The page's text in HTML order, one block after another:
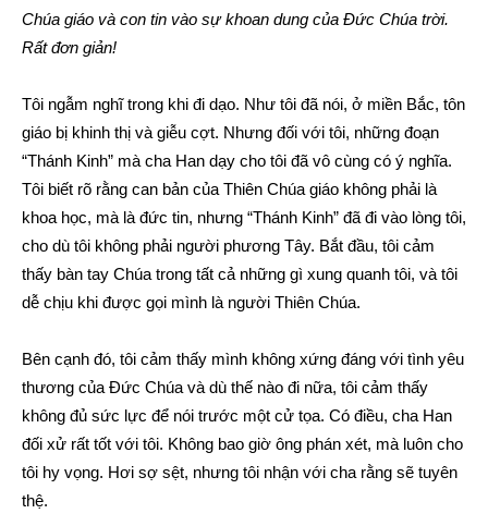
Chúa giáo và con tin vào sự khoan dung của Đức Chúa trời.
Rất đơn giản!
Tôi ngẫm nghĩ trong khi đi dạo. Như tôi đã nói, ở miền Bắc, tôn
giáo bị khinh thị và giễu cợt. Nhưng đối với tôi, những đoạn
“Thánh Kinh” mà cha Han dạy cho tôi đã vô cùng có ý nghĩa.
Tôi biết rõ rằng can bản của Thiên Chúa giáo không phải là
khoa học, mà là đức tin, nhưng “Thánh Kinh” đã đi vào lòng tôi,
cho dù tôi không phải người phương Tây. Bắt đầu, tôi cảm
thấy bàn tay Chúa trong tất cả những gì xung quanh tôi, và tôi
dễ chịu khi được gọi mình là người Thiên Chúa.
Bên cạnh đó, tôi cảm thấy mình không xứng đáng với tình yêu
thương của Đức Chúa và dù thế nào đi nữa, tôi cảm thấy
không đủ sức lực để nói trước một cử tọa. Có điều, cha Han
đối xử rất tốt với tôi. Không bao giờ ông phán xét, mà luôn cho
tôi hy vọng. Hơi sợ sệt, nhưng tôi nhận với cha rằng sẽ tuyên
thệ.